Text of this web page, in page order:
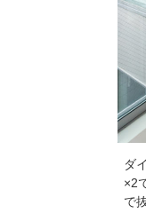
ダ
×2
で